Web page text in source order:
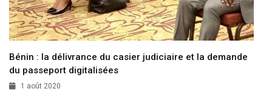
Bénin : la délivrance du casier judiciaire et la demande
du passeport digitalisées
1 août 2020